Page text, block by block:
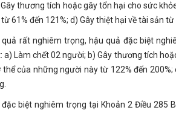
thương tích hoặc gây tổn hại cho sức
61% đến 121%; d) Gây thiệt hại về tài sản
rất nghiêm trọng, hậu quả đặc biệt
Làm chết 02 người; b) Gây thương tích
của những người này từ 122% đến
biệt nghiêm trọng tại Khoản 2 Điều 285